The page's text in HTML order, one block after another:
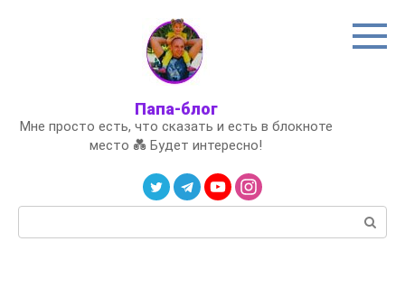
Папа-блог
Мне просто есть, что сказать и есть в блокноте
место 💑 Будет интересно!